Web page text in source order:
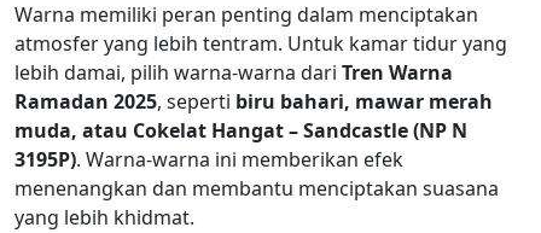
Warna memiliki peran penting dalam menciptakan
atmosfer yang lebih tentram. Untuk kamar tidur yang
lebih damai, pilih warna-warna dari Tren Warna
Ramadan 2025, seperti biru bahari, mawar merah
muda, atau Cokelat Hangat – Sandcastle (NP N
3195P). Warna-warna ini memberikan efek
menenangkan dan membantu menciptakan suasana
yang lebih khidmat.